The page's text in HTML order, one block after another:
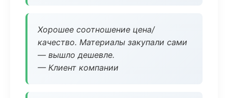
Хорошее соотношение цена/
качество. Материалы закупали сами
— вышло дешевле.
— Клиент компании